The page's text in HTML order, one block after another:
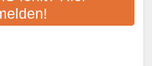
Volkshochschulwesen